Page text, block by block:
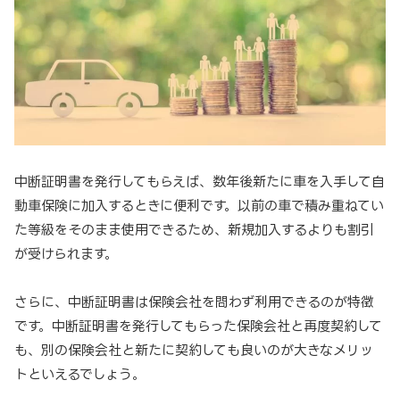
中断証明書を発行してもらえば、数年後新たに車を入手して自
動車保険に加入するときに便利です。以前の車で積み重ねてい
た等級をそのまま使用できるため、新規加入するよりも割引
が受けられます。
さらに、中断証明書は保険会社を問わず利用できるのが特徴
です。中断証明書を発行してもらった保険会社と再度契約して
も、別の保険会社と新たに契約しても良いのが大きなメリッ
トといえるでしょう。